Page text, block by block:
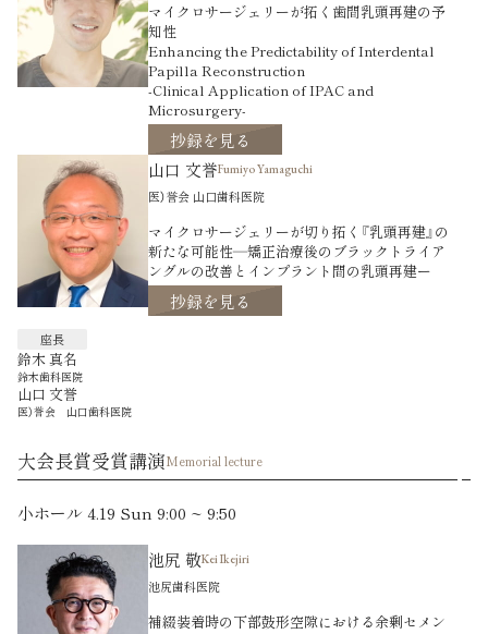
マイクロサージェリーが拓く歯間乳頭再建の予
知性
Enhancing the Predictability of Interdental
Papilla Reconstruction
-Clinical Application of IPAC and
Microsurgery-
抄録を見る
山口 文誉Fumiyo Yamaguchi
医）誉会 山口歯科医院
マイクロサージェリーが切り拓く『乳頭再建』の
新たな可能性―矯正治療後のブラックトライア
ングルの改善とインプラント間の乳頭再建ー
抄録を見る
座長
鈴木 真名
鈴木歯科医院
山口 文誉
医）誉会 山口歯科医院
大会長賞受賞講演Memorial lecture
小ホール 4.19 Sun 9:00 ~ 9:50
池尻 敬Kei Ikejiri
池尻歯科医院
補綴装着時の下部鼓形空隙における余剰セメン